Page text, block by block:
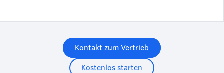
Kontakt zum Vertrieb
Kostenlos starten